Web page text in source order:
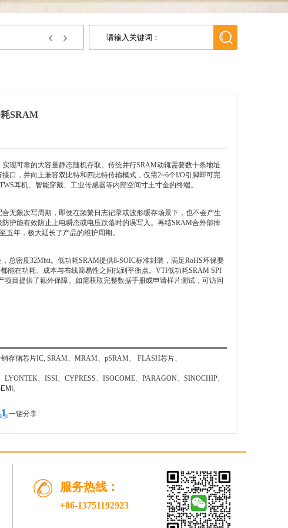
JSC济州半导体中国区代理---英尚微电子
SRAM
可靠的大容量静态随机存取。传统并行SRAM动辄需要数十条地址
口，并向上兼容双比特和四比特传输模式，仅需2~6个I/O引脚即可完
耳机、智能穿戴、工业传感器等内部空间寸土寸金的终端。
限次写周期，即便在频繁日志记录或波形缓存场景下，也不会产生
护能有效防止上电瞬态或电压跌落时的误写入。再结SRAM合外部掉
年，极大延长了产品的维护周期。
密度32Mbit。低功耗SRAM提供8-SOIC标准封装，满足RoHS环保要
能在功耗、成本与布线简易性之间找到平衡点。VTI低功耗SRAM SPI
目提供了额外保障。如需获取完整数据手册或申请样片测试，可访问
存储芯片IC, SRAM、MRAM、pSRAM、 FLASH芯片、
、ISSI、CYPRESS、ISOCOME、PARAGON、SINOCHIP、
。
一键分享
服务热线：
+86-13751192923